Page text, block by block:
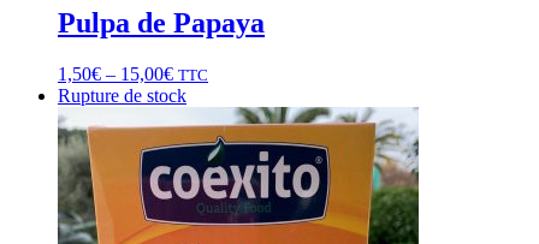
Pulpa de Papaya
1,50€ – 15,00€ TTC
Rupture de stock